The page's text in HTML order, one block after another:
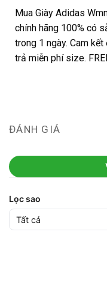
Mua Giày Adidas
chính hãng 100% có
trong 1 ngày. Cam
trả miễn phí size.
ĐÁNH GIÁ
Lọc sao